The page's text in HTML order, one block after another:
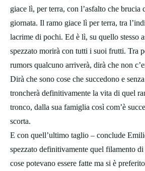
giace lì, per terra, con l’asfalto che brucia
giornata. Il ramo giace lì per terra, tra
lacrime di pochi. Ed è lì, su quello stesso
spezzato morirà con tutti i suoi frutti. Tra
rumors qualcuno arriverà, dirà che non
Dirà che sono cose che succedono e
troncherà definitivamente la vita di quel
tronco, dalla sua famiglia così com’è
scorta.
E con quell’ultimo taglio – conclude
spezzato definitivamente quel filamento
cose potevano essere fatte ma si è